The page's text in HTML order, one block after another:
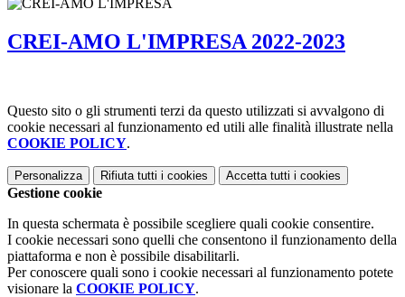
CREI-AMO L'IMPRESA 2022-2023
Questo sito o gli strumenti terzi da questo utilizzati si avvalgono di
cookie necessari al funzionamento ed utili alle finalità illustrate nella
COOKIE POLICY.
Personalizza Rifiuta tutti i cookies Accetta tutti i cookies
Gestione cookie
In questa schermata è possibile scegliere quali cookie consentire.
I cookie necessari sono quelli che consentono il funzionamento della
piattaforma e non è possibile disabilitarli.
Per conoscere quali sono i cookie necessari al funzionamento potete
visionare la COOKIE POLICY.